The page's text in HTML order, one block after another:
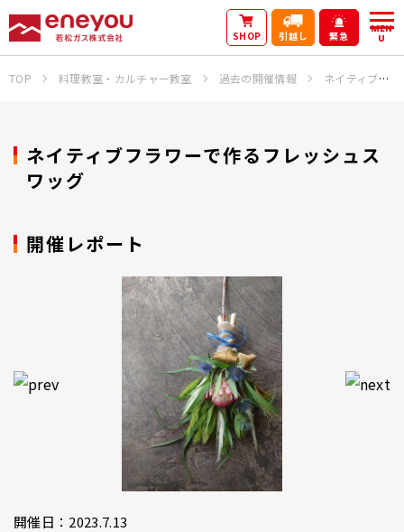
SHOP 引越し 緊急
MEN
U
TOP 料理教室・カルチャー教室 過去の開催情報 ネイティブフラワーで作るフレッシュスワッグ
ネイティブフラワーで作るフレッシュス
ワッグ
開催レポート
開催日：2023.7.13